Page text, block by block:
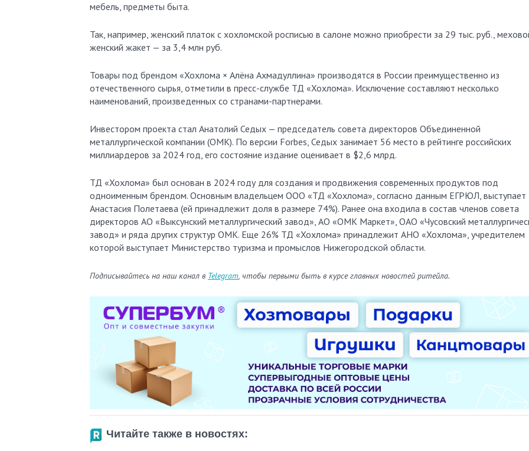
мебель, предметы быта.
Так, например, женский платок с хохломской росписью в салоне можно приобрести за 29 тыс. руб.,
женский жакет — за 3,4 млн руб.
Товары под брендом «Хохлома × Алёна Ахмадуллина» производятся в России преимущественно из
отечественного сырья, отметили в пресс-службе ТД «Хохлома». Исключение составляют несколько
наименований, произведенных со странами-партнерами.
Инвестором проекта стал Анатолий Седых — председатель совета директоров Объединенной
металлургической компании (ОМК). По версии Forbes, Седых занимает 56 место в рейтинге российских
миллиардеров за 2024 год, его состояние издание оценивает в $2,6 млрд.
ТД «Хохлома» был основан в 2024 году для создания и продвижения современных продуктов под
одноименным брендом. Основным владельцем ООО «ТД «Хохлома», согласно данным ЕГРЮЛ, выступает
Анастасия Полетаева (ей принадлежит доля в размере 74%). Ранее она входила в состав членов совета
директоров АО «Выксунский металлургический завод», АО «ОМК Маркет», ОАО «Чусовский
завод» и ряда других структур ОМК. Еще 26% ТД «Хохлома» принадлежит АНО «Хохлома», учредителем
которой выступает Министерство туризма и промыслов Нижегородской области.
Подписывайтесь на наш канал в Telegram, чтобы первыми быть в курсе главных новостей ритейла.
Читайте также в новостях: